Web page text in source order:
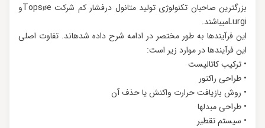
بزرگترین صاحبان تكنولوژی تولید متانول درفشار کم شرکت Topsøeو
Lurgiمیباشند.
این فرآیندها به طور مختصر در ادامه شرح داده شدهاند. تفاوت اصلی
این فرآیندها در موارد زیر است:
• ترکیب کاتالیست
• طراحی راکتور
• روش بازیافت حرارت واکنش یا حذف آن
• طراحی مبدلها
• سیستم تقطیر